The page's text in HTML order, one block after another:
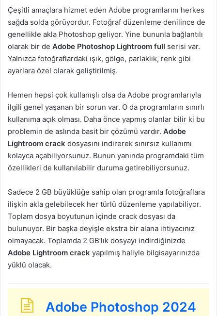
Çeşitli amaçlara hizmet eden Adobe programlarını herkes
sağda solda görüyordur. Fotoğraf düzenleme denilince de
genellikle akla Photoshop geliyor. Yine bununla bağlantılı
olarak bir de Adobe Photoshop Lightroom full serisi var.
Yalnızca fotoğraflardaki ışık, gölge, parlaklık, renk gibi
ayarlara özel olarak geliştirilmiş.
Hemen hepsi çok kullanışlı olsa da Adobe programlarıyla
ilgili genel yaşanan bir sorun var. O da programların sınırlı
kullanıma açık olması. Daha önce yapmış olanlar bilir ki bu
problemin de aslında basit bir çözümü vardır. Adobe
Lightroom crack dosyasını indirerek sınırsız kullanımı
kolayca açabiliyorsunuz. Bunun yanında programdaki tüm
özellikleri de kullanılabilir duruma getirebiliyorsunuz.
Sadece 2 GB büyüklüğe sahip olan programla fotoğraflara
ilişkin akla gelebilecek her türlü düzenleme yapılabiliyor.
Toplam dosya boyutunun içinde crack dosyası da
bulunuyor. Bir başka deyişle ekstra bir alana ihtiyacınız
olmayacak. Toplamda 2 GB’lık dosyayı indirdiğinizde
Adobe Lightroom crack yapılmış haliyle bilgisayarınızda
yüklü olacak.
Adobe Photoshop 2024